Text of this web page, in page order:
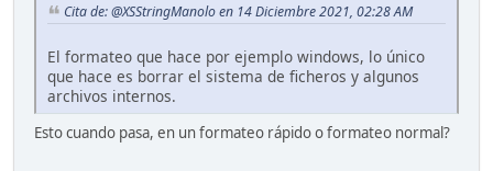
Cita de: @XSStringManolo en 14 Diciembre 2021, 02:28 AM
El formateo que hace por ejemplo windows, lo único
que hace es borrar el sistema de ficheros y algunos
archivos internos.
Esto cuando pasa, en un formateo rápido o formateo normal?